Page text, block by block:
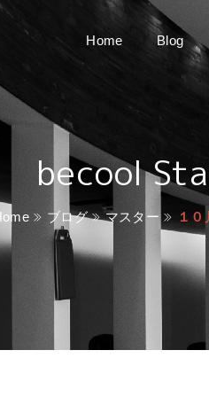
Home Blog
becool
ブログ マスター １